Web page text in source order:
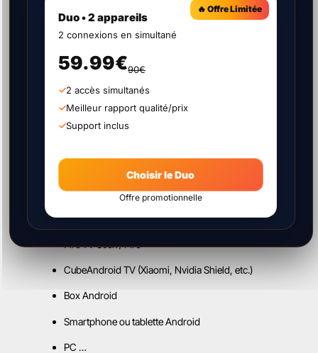
✅ AVANTAGES DE L’APK
ATLAS PRO MAX
Mises à jour faciles via Downloader
Interface fluide et rapide
Zapping instantané100 %
📱 APPAREILS COMPATIBLES
AVEC ATLAS PRO MAX APK
Fire TV Stick / Fire
CubeAndroid TV (Xiaomi, Nvidia Shield, etc.)
Box Android
Smartphone ou tablette Android
PC …
🔥 Offre Limitée
Duo • 2 appareils
2 connexions en simultané
59.99€90€
2 accès simultanés
Meilleur rapport qualité/prix
Support inclus
Choisir le Duo
Offre promotionnelle